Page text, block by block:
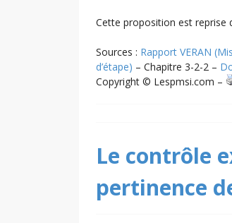
Cette proposition est reprise
Sources : Rapport VERAN
d’étape) – Chapitre 3-2-2 –
Copyright © Lespmsi.com –
Le contrôle
pertinence